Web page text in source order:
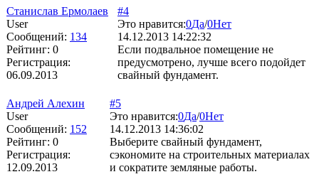
Станислав Ермолаев
User
Сообщений: 134
Рейтинг: 0
Регистрация:
06.09.2013
#4
Это нравится:0Да/0Нет
14.12.2013 14:22:32
Если подвальное помещение не
предусмотрено, лучше всего подойдет
свайный фундамент.
Андрей Алехин
User
Сообщений: 152
Рейтинг: 0
Регистрация:
12.09.2013
#5
Это нравится:0Да/0Нет
14.12.2013 14:36:02
Выберите свайный фундамент,
сэкономите на строительных материалах
и сократите земляные работы.